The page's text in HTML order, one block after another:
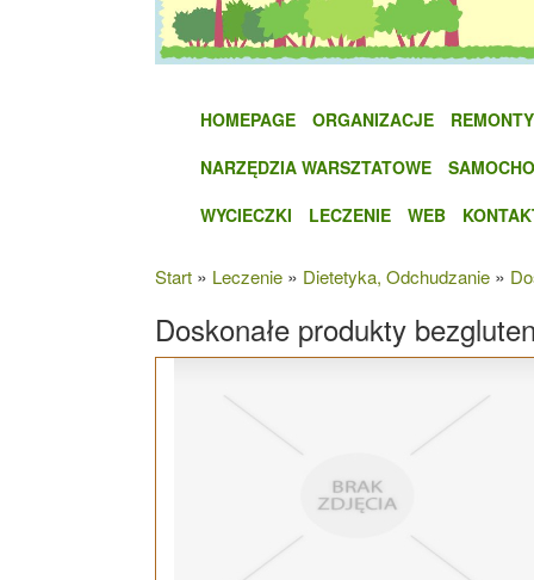
HOMEPAGE ORGANIZACJE
REMONTY
NARZĘDZIA WARSZTATOWE
WYCIECZKI
LECZENIE WEB
Start » Leczenie » Dietetyka, Odchudzanie »
Doskonałe produkty